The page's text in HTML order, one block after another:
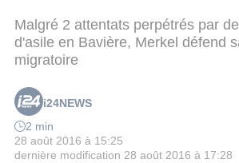
Malgré 2 attentats perpétrés par
d'asile en Bavière, Merkel défend
migratoire
i24NEWS
2 min
28 août 2016 à 15:25
dernière modification 28 août 2016 à 17:28